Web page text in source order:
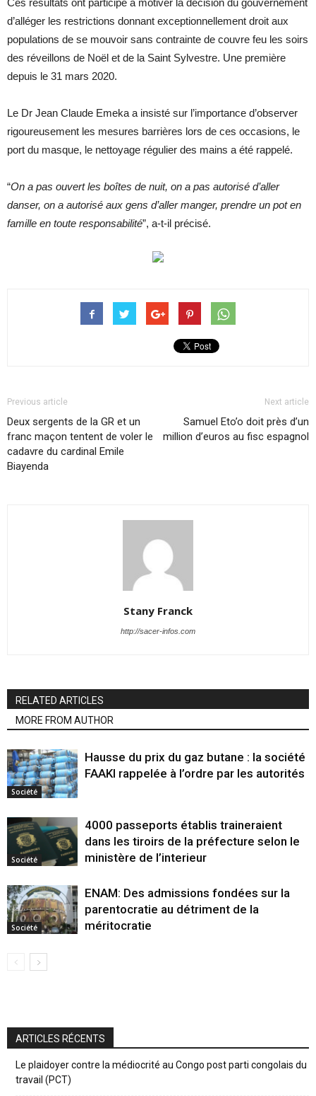
Ces résultats ont participé à motiver la décision du gouvernement
d’alléger les restrictions donnant exceptionnellement droit aux
populations de se mouvoir sans contrainte de couvre feu les soirs
des réveillons de Noël et de la Saint Sylvestre. Une première
depuis le 31 mars 2020.
Le Dr Jean Claude Emeka a insisté sur l’importance d’observer
rigoureusement les mesures barrières lors de ces occasions, le
port du masque, le nettoyage régulier des mains a été rappelé.
“On a pas ouvert les boîtes de nuit, on a pas autorisé d’aller
danser, on a autorisé aux gens d’aller manger, prendre un pot en
famille en toute responsabilité”, a-t-il précisé.
Previous article
Deux sergents de la GR et un
franc maçon tentent de voler le
cadavre du cardinal Emile
Biayenda
Next article
Samuel Eto’o doit près d’un
million d’euros au fisc espagnol
Stany Franck
http://sacer-infos.com
RELATED ARTICLES
MORE FROM AUTHOR
Société
Hausse du prix du gaz butane : la société
FAAKI rappelée à l’ordre par les autorités
Société
4000 passeports établis traineraient
dans les tiroirs de la préfecture selon le
ministère de l’interieur
Société
ENAM: Des admissions fondées sur la
parentocratie au détriment de la
méritocratie
ARTICLES RÉCENTS
Le plaidoyer contre la médiocrité au Congo post parti congolais du
travail (PCT)